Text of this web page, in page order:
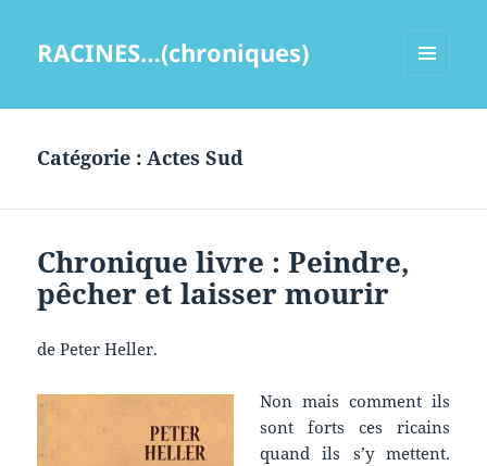
RACINES…(chroniques)
Catégorie :Actes Sud
Chronique livre : Peindre,
pêcher et laisser mourir
de Peter Heller.
Non mais comment ils
sont forts ces ricains
quand ils s’y mettent.